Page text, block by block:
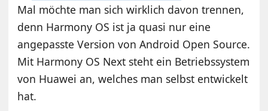
Mal möchte man sich wirklich davon trennen,
denn Harmony OS ist ja quasi nur eine
angepasste Version von Android Open Source.
Mit Harmony OS Next steht ein Betriebssystem
von Huawei an, welches man selbst entwickelt
hat.